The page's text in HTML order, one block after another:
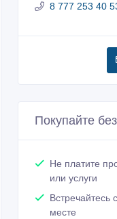
8 777 253 40
Покупайте
Не платите
или услуги
Встречайтесь
месте